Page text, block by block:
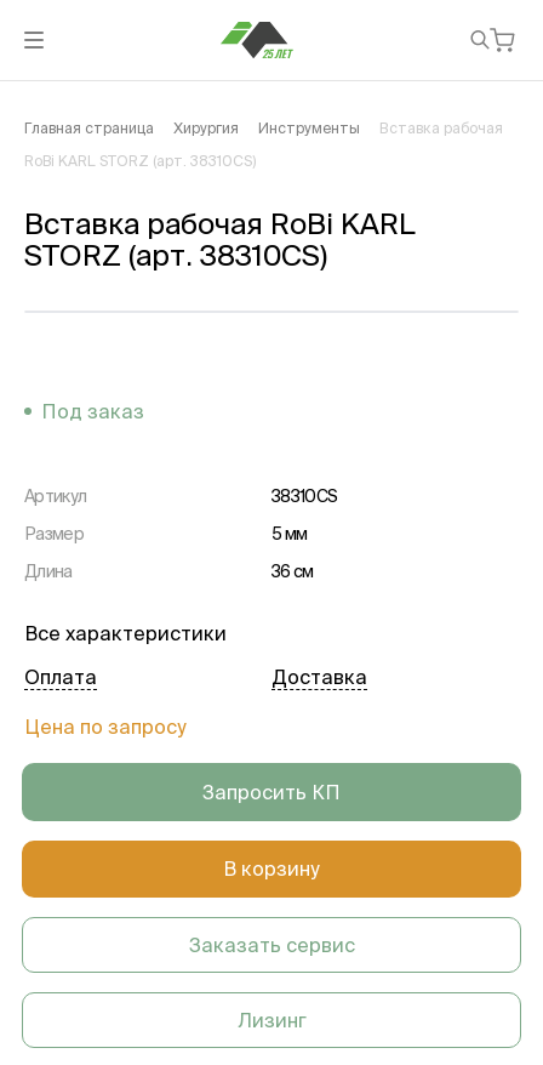
Главная страница Хирургия Инструменты Вставка рабочая
RoBi KARL STORZ (арт. 38310CS)
Вставка рабочая RoBi KARL
STORZ (арт. 38310CS)
Под заказ
Артикул
38310CS
Размер
5 мм
Длина
36 см
Все характеристики
Цена по запросу
Оплата Доставка
Запросить КП
В корзину
Заказать сервис
Лизинг